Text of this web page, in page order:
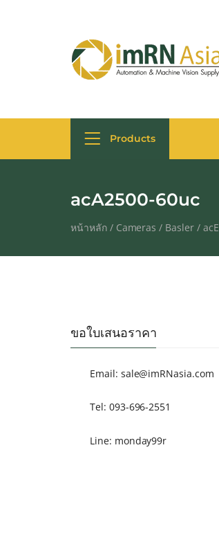
Products
acA2500-60uc
หน้าหลัก/ Cameras / Basler/ acE
ขอใบเสนอราคา
Email: sale@imRNasia.com
Tel: 093-696-2551
Line: monday99r